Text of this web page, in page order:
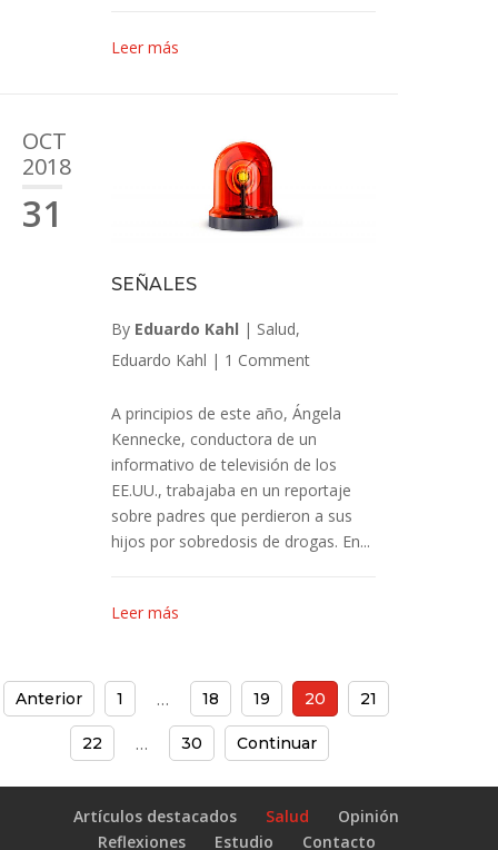
Leer más
OCT
2018
31
SEÑALES
By Eduardo Kahl | Salud,
Eduardo Kahl | 1 Comment
A principios de este año, Ángela
Kennecke, conductora de un
informativo de televisión de los
EE.UU., trabajaba en un reportaje
sobre padres que perdieron a sus
hijos por sobredosis de drogas. En...
Leer más
Anterior 1 … 18 19 20 21
22 … 30 Continuar
Artículos destacados Salud
Opinión
Reflexiones
Estudio Contacto